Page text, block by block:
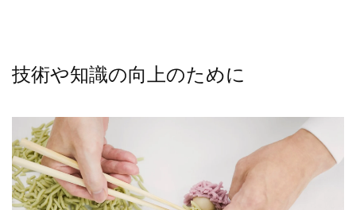
技術や知識の向上のために